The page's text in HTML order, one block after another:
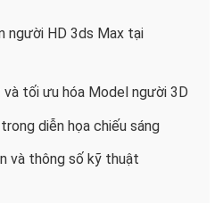
người HD 3ds Max tại
tối ưu hóa Model người 3D
diễn họa chiếu sáng
và thông số kỹ thuật